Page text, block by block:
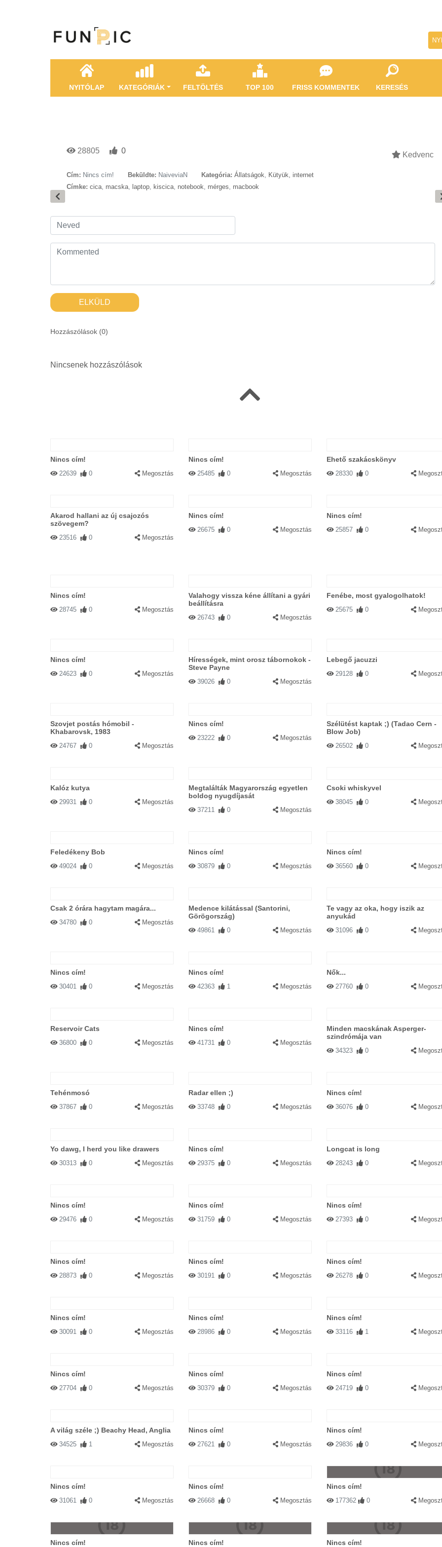
NYITÓLAP KATEGÓRIÁK FELTÖLTÉS TOP 100 FRISS KOMMENTEK KERESÉS
28805 0 Kedvenc
Cím: Nincs cím! Beküldte: NaiveviaN Kategória: Állatságok, Kütyük, internet
Címke: cica, macska, laptop, kiscica, notebook, mérges, macbook
ELKÜLD
Hozzászólások (0)
Nincsenek hozzászólások
Nincs cím!
22639 0 Megosztás
Nincs cím!
25485 0 Megosztás
Ehető szakácskönyv
28330 0
Akarod hallani az új csajozós
szövegem?
23516 0 Megosztás
Nincs cím!
26675 0 Megosztás
Nincs cím!
25857 0
Nincs cím!
28745 0 Megosztás
Valahogy vissza kéne állítani a gyári
beállításra
26743 0 Megosztás
Fenébe, most gyalogolhatok!
25675 0
Nincs cím!
24623 0 Megosztás
Hírességek, mint orosz tábornokok -
Steve Payne
39026 0 Megosztás
Lebegő jacuzzi
29128 0
Szovjet postás hómobil -
Khabarovsk, 1983
24767 0 Megosztás
Nincs cím!
23222 0 Megosztás
Szélütést kaptak ;) (Tadao Cern -
Blow Job)
26502 0
Kalóz kutya
29931 0 Megosztás
Megtalálták Magyarország egyetlen
boldog nyugdíjasát
37211 0 Megosztás
Csoki whiskyvel
38045 0
Feledékeny Bob
49024 0 Megosztás
Nincs cím!
30879 0 Megosztás
Nincs cím!
36560 0
Csak 2 órára hagytam magára...
34780 0 Megosztás
Medence kilátással (Santorini,
Görögország)
49861 0 Megosztás
Te vagy az oka, hogy iszik az
anyukád
31096 0
Nincs cím!
30401 0 Megosztás
Nincs cím!
42363 1 Megosztás
Nők...
27760 0
Reservoir Cats
36800 0 Megosztás
Nincs cím!
41731 0 Megosztás
Minden macskának Asperger-
szindrómája van
34323 0
Tehénmosó
37867 0 Megosztás
Radar ellen ;)
33748 0 Megosztás
Nincs cím!
36076 0
Yo dawg, I herd you like drawers
30313 0 Megosztás
Nincs cím!
29375 0 Megosztás
Longcat is long
28243 0
Nincs cím!
29476 0 Megosztás
Nincs cím!
31759 0 Megosztás
Nincs cím!
27393 0
Nincs cím!
28873 0 Megosztás
Nincs cím!
30191 0 Megosztás
Nincs cím!
26278 0
Nincs cím!
30091 0 Megosztás
Nincs cím!
28986 0 Megosztás
Nincs cím!
33116 1
Nincs cím!
27704 0 Megosztás
Nincs cím!
30379 0 Megosztás
Nincs cím!
24719 0
A világ széle ;) Beachy Head, Anglia
34525 1 Megosztás
Nincs cím!
27621 0 Megosztás
Nincs cím!
29836 0
Nincs cím!
31061 0 Megosztás
Nincs cím!
26668 0 Megosztás
Nincs cím!
177362 0
Nincs cím! Nincs cím! Nincs cím!